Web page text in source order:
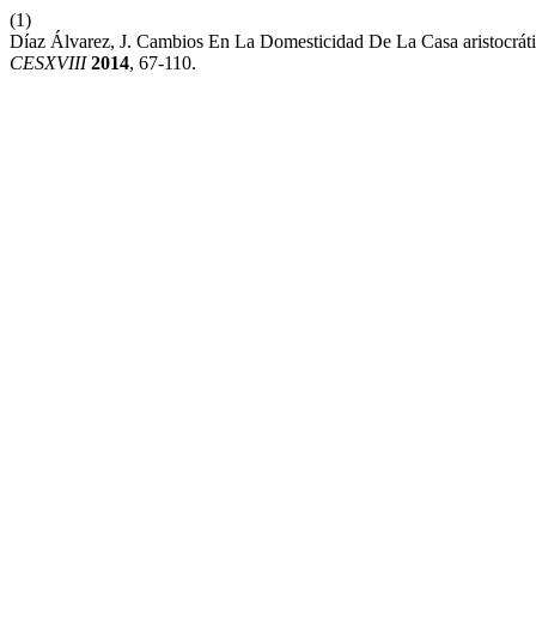
(1)
Díaz Álvarez, J. Cambios En La Domesticidad De La Casa
CESXVIII 2014, 67-110.